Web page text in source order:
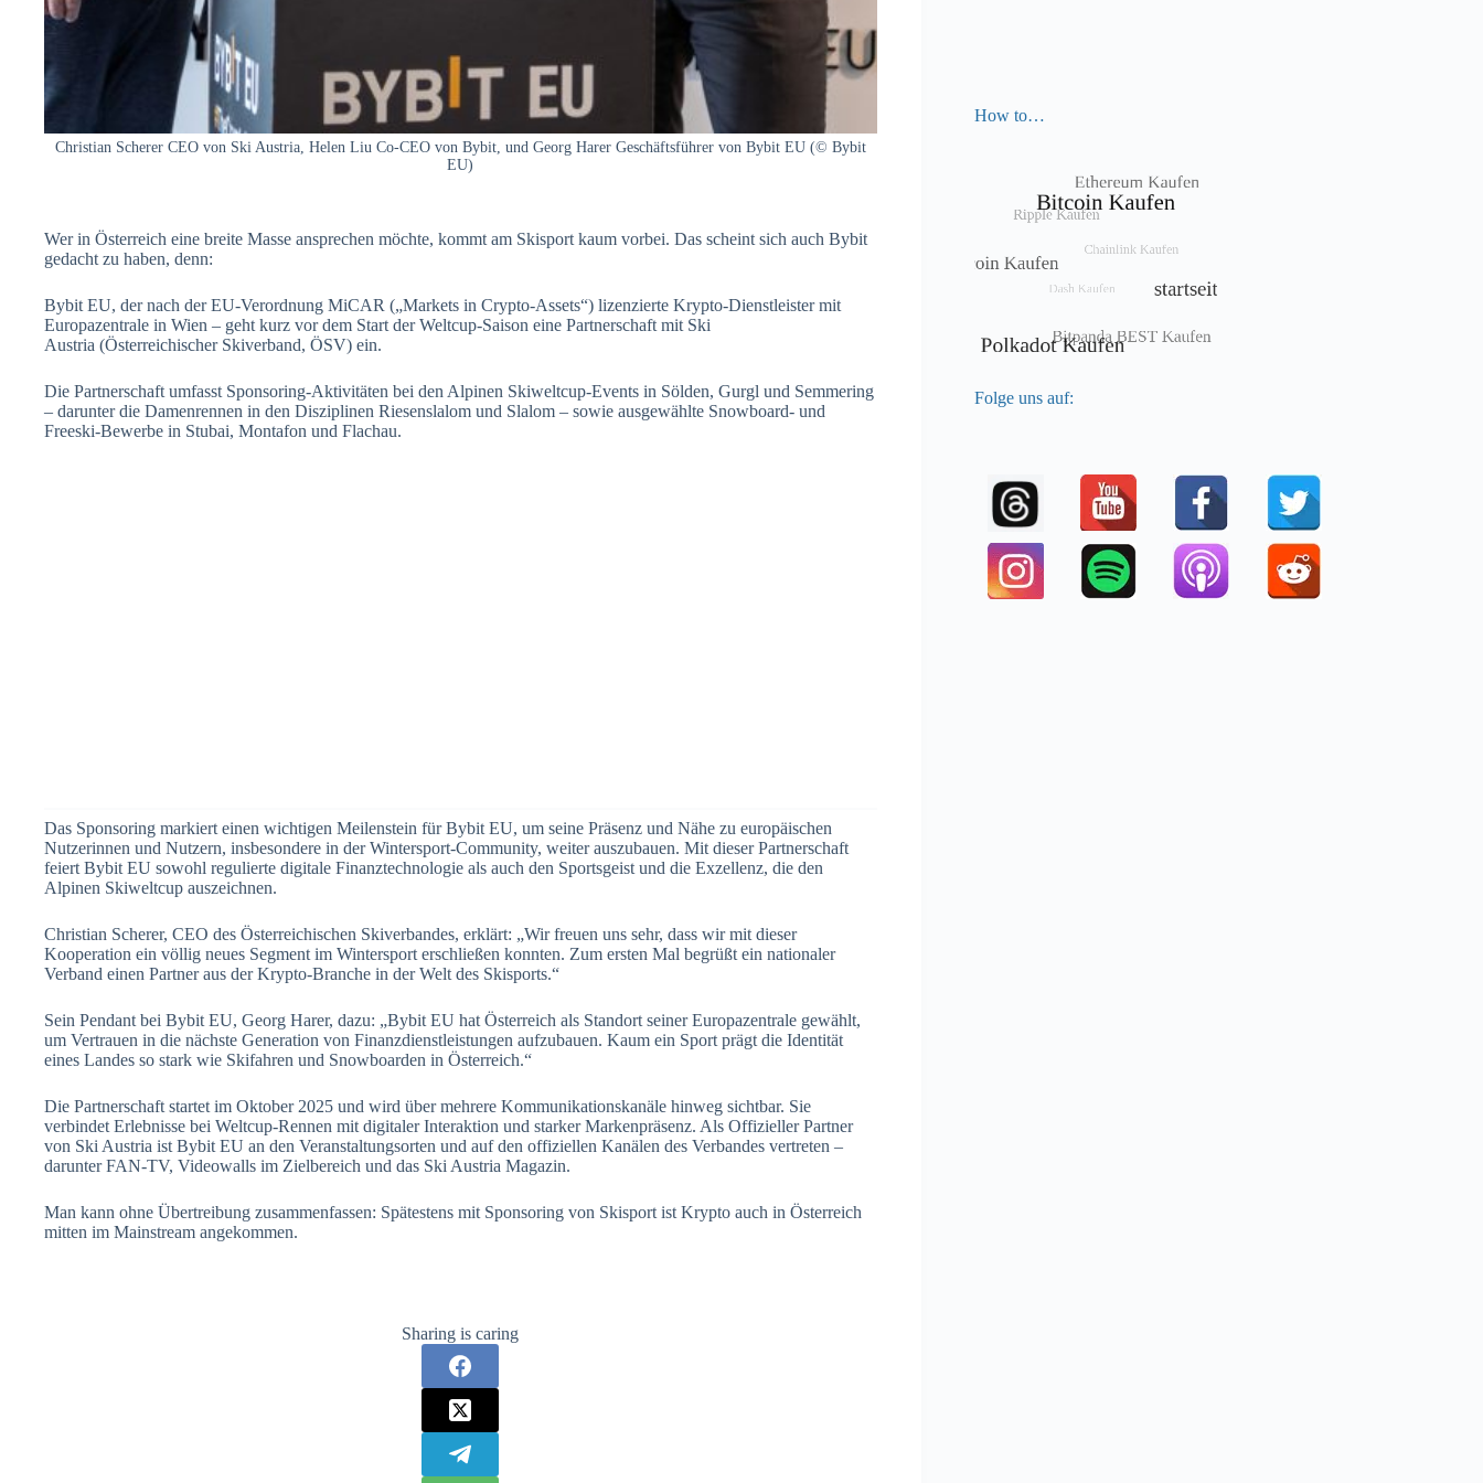
Christian Scherer CEO von Ski Austria, Helen Liu Co-CEO von Bybit, und Georg Harer Geschäftsführer von Bybit EU (© Bybit
EU)
Wer in Österreich eine breite Masse ansprechen möchte, kommt am Skisport kaum vorbei. Das scheint sich auch Bybit
gedacht zu haben, denn:
Bybit EU, der nach der EU-Verordnung MiCAR („Markets in Crypto-Assets“) lizenzierte Krypto-Dienstleister mit
Europazentrale in Wien – geht kurz vor dem Start der Weltcup-Saison eine Partnerschaft mit Ski
Austria (Österreichischer Skiverband, ÖSV) ein.
Die Partnerschaft umfasst Sponsoring-Aktivitäten bei den Alpinen Skiweltcup-Events in Sölden, Gurgl und Semmering
– darunter die Damenrennen in den Disziplinen Riesenslalom und Slalom – sowie ausgewählte Snowboard- und
Freeski-Bewerbe in Stubai, Montafon und Flachau.
Das Sponsoring markiert einen wichtigen Meilenstein für Bybit EU, um seine Präsenz und Nähe zu europäischen
Nutzerinnen und Nutzern, insbesondere in der Wintersport-Community, weiter auszubauen. Mit dieser Partnerschaft
feiert Bybit EU sowohl regulierte digitale Finanztechnologie als auch den Sportsgeist und die Exzellenz, die den
Alpinen Skiweltcup auszeichnen.
Christian Scherer, CEO des Österreichischen Skiverbandes, erklärt: „Wir freuen uns sehr, dass wir mit dieser
Kooperation ein völlig neues Segment im Wintersport erschließen konnten. Zum ersten Mal begrüßt ein nationaler
Verband einen Partner aus der Krypto-Branche in der Welt des Skisports.“
Sein Pendant bei Bybit EU, Georg Harer, dazu: „Bybit EU hat Österreich als Standort seiner Europazentrale gewählt,
um Vertrauen in die nächste Generation von Finanzdienstleistungen aufzubauen. Kaum ein Sport prägt die Identität
eines Landes so stark wie Skifahren und Snowboarden in Österreich.“
Die Partnerschaft startet im Oktober 2025 und wird über mehrere Kommunikationskanäle hinweg sichtbar. Sie
verbindet Erlebnisse bei Weltcup-Rennen mit digitaler Interaktion und starker Markenpräsenz. Als Offizieller Partner
von Ski Austria ist Bybit EU an den Veranstaltungsorten und auf den offiziellen Kanälen des Verbandes vertreten –
darunter FAN-TV, Videowalls im Zielbereich und das Ski Austria Magazin.
Man kann ohne Übertreibung zusammenfassen: Spätestens mit Sponsoring von Skisport ist Krypto auch in Österreich
mitten im Mainstream angekommen.
Sharing is caring
How to…
Folge uns auf: